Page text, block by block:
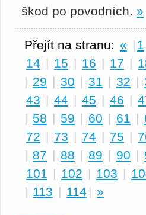
škod po povodních. »
Přejít na stranu: « | 1
14 | 15 | 16 | 17 |
| 29 | 30 | 31 | 32 |
43 | 44 | 45 | 46 |
| 58 | 59 | 60 | 61 |
72 | 73 | 74 | 75 |
| 87 | 88 | 89 | 90 |
101 | 102 | 103 |
| 113 | 114 | »